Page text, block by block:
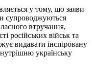
у тому, що заяви
супроводжуються
втручання,
російських військ та
видавати інспіровану
українську